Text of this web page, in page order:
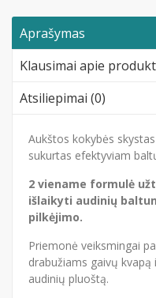
Aprašymas
Klausimai apie
Atsiliepimai (0)
Aukštos kokybės
sukurtas efektyviam
2 viename formulė
išlaikyti audinių
pilkėjimo.
Priemonė veiksmingai
drabužiams gaivų
audinių pluoštą.